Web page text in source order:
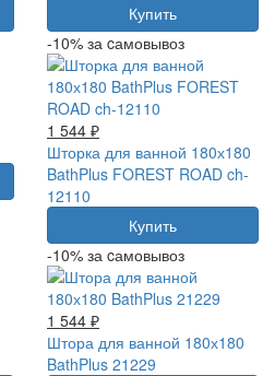
Купить
-10% за cамовывоз
1 544 ₽
Шторка для ванной 180х180
BathPlus FOREST ROAD ch-
12110
Купить
-10% за cамовывоз
1 544 ₽
Штора для ванной 180х180
BathPlus 21229